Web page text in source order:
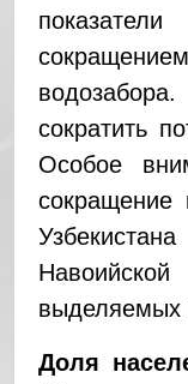
сократить
Особое
сокращение
выделяемых
Доля